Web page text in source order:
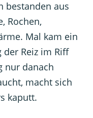
bestanden aus
Rochen,
Mal kam ein
Reiz im Riff
nur danach
macht sich
kaputt.